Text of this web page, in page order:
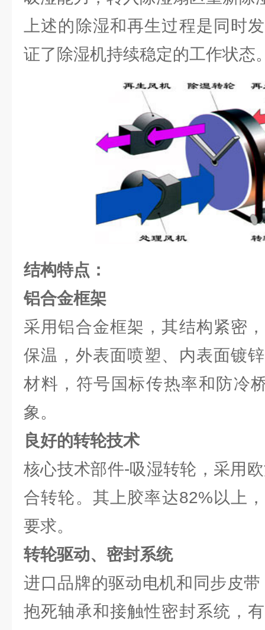
上述的除湿和再生过程是同时
证了除湿机持续稳定的工作状态
结构特点 ：
铝合金框架
采用铝合金框架，其结构紧密
保温，外表面喷塑、内表面镀
材料，符号国标传热率和防冷
象。
良好的转轮技术
核心技术部件-吸湿转轮，采用
合转轮。其上胶率达82%以上
要求。
转轮驱动、密封系统
进口品牌的驱动电机和同步皮
抱死轴承和接触性密封系统，